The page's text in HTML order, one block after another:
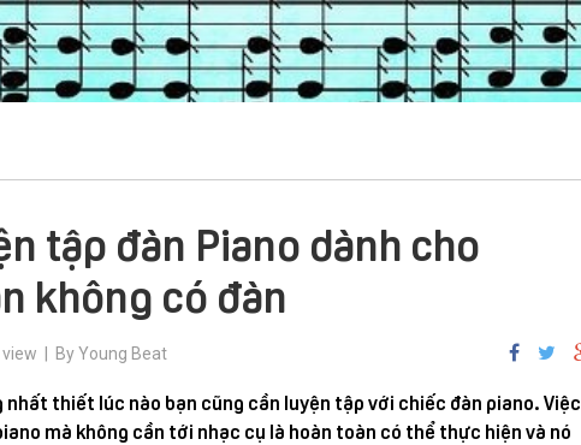
tập đàn Piano dành cho
không có đàn
| By Young Beat
nhất thiết lúc nào bạn cũng cần luyện tập với chiếc đàn piano. Việc
mà không cần tới nhạc cụ là hoàn toàn có thể thực hiện và nó